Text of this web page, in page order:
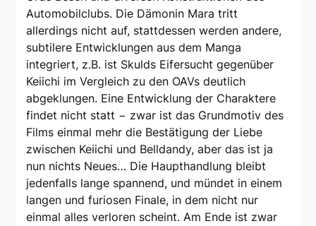
Automobilclubs. Die Dämonin Mara tritt
allerdings nicht auf, stattdessen werden andere,
subtilere Entwicklungen aus dem Manga
integriert, z.B. ist Skulds Eifersucht gegenüber
Keiichi im Vergleich zu den OAVs deutlich
abgeklungen. Eine Entwicklung der Charaktere
findet nicht statt − zwar ist das Grundmotiv des
Films einmal mehr die Bestätigung der Liebe
zwischen Keiichi und Belldandy, aber das ist ja
nun nichts Neues… Die Haupthandlung bleibt
jedenfalls lange spannend, und mündet in einem
langen und furiosen Finale, in dem nicht nur
einmal alles verloren scheint. Am Ende ist zwar